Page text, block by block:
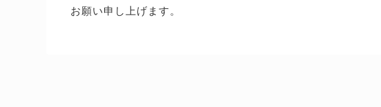
お願い申し上げます。